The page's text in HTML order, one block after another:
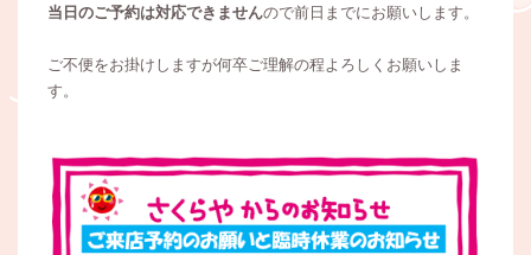
当日のご予約は対応できませんので前日までにお願いします。
ご不便をお掛けしますが何卒ご理解の程よろしくお願いしま
す。